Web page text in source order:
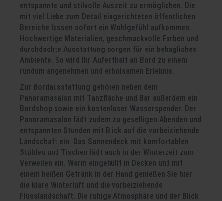
entspannte und stilvolle Auszeit zu ermöglichen. Die
mit viel Liebe zum Detail eingerichteten öffentlichen
Bereiche lassen sofort ein Wohlgefühl aufkommen.
Hochwertige Materialien, geschmackvolle Farben und
durchdachte Ausstattung sorgen für ein behagliches
Ambiente. So wird Ihr Aufenthalt an Bord zu einem
rundum angenehmen und erholsamen Erlebnis.
Zur Bordausstattung gehören neben dem
Panoramasalon mit Tanzfläche und Bar außerdem ein
Bordshop sowie ein kostenloser Wasserspender. Der
Panoramasalon lädt zudem zu geselligen Abenden und
entspannten Stunden mit Blick auf die vorbeiziehende
Landschaft ein. Das Sonnendeck mit komfortablen
Stühlen und Tischen lädt auch in der Winterzeit zum
Verweilen ein. Warm eingehüllt in Decken und mit
einem heißen Getränk in der Hand genießen Sie hier
die klare Winterluft und die vorbeiziehende
Flusslandschaft. Die ruhige Atmosphäre und der Blick